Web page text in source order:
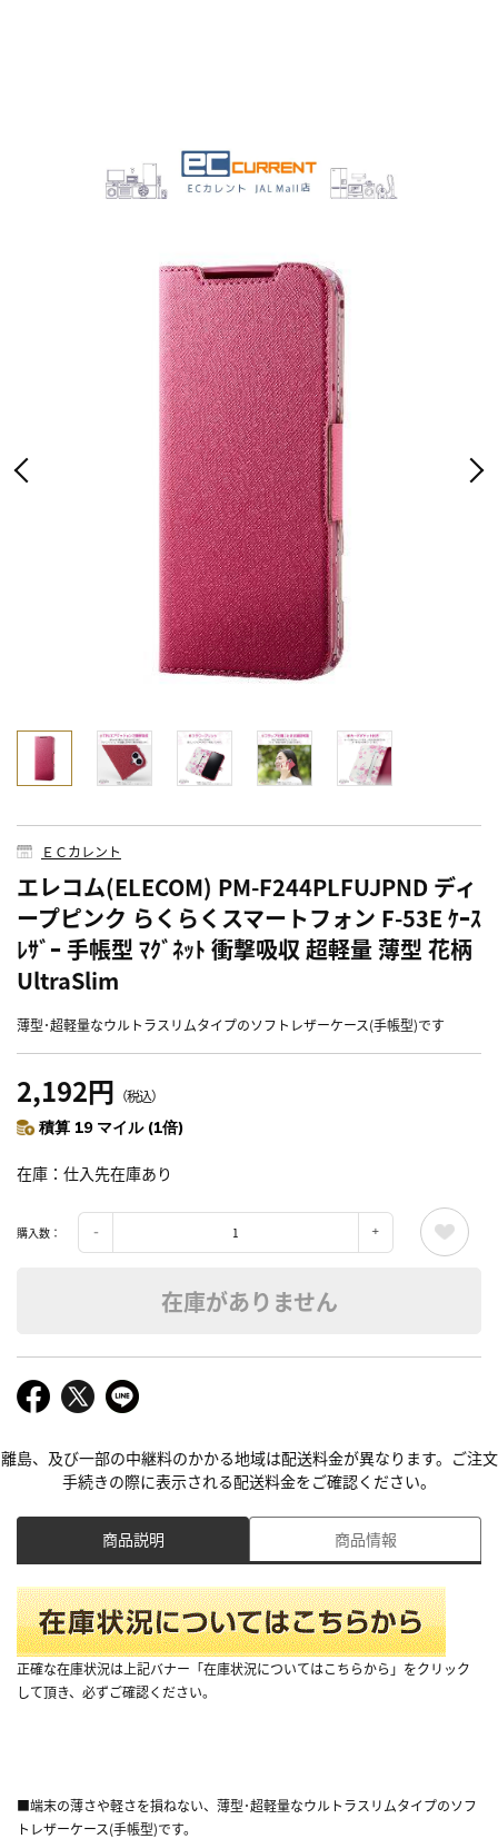
ＥＣカレント
エレコム(ELECOM) PM-F244PLFUJPND ディ
ープピンク らくらくスマートフォン F-53E ｹｰｽ
ﾚｻﾞｰ 手帳型 ﾏｸﾞﾈｯﾄ 衝撃吸収 超軽量 薄型 花柄
UltraSlim
薄型･超軽量なウルトラスリムタイプのソフトレザーケース(手帳型)です
2,192円 （税込）
積算 19 マイル (1倍)
在庫 仕入先在庫あり
購入数：
在庫がありません
離島、及び一部の中継料のかかる地域は配送料金が異なります。ご注文
手続きの際に表示される配送料金をご確認ください。
商品説明 商品情報
正確な在庫状況は上記バナー「在庫状況についてはこちらから」をクリック
して頂き、必ずご確認ください。
■端末の薄さや軽さを損ねない、薄型･超軽量なウルトラスリムタイプのソフ
トレザーケース(手帳型)です。